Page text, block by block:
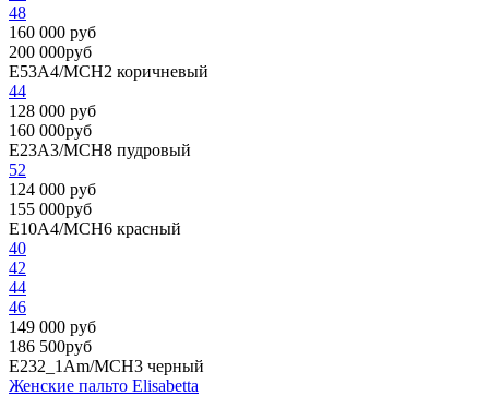
48
160 000 руб
200 000руб
E53A4/MCH2 коричневый
44
128 000 руб
160 000руб
E23A3/MCH8 пудровый
52
124 000 руб
155 000руб
E10A4/MCH6 красный
40
42
44
46
149 000 руб
186 500руб
E232_1Am/MCH3 черный
Женские пальто Elisabetta